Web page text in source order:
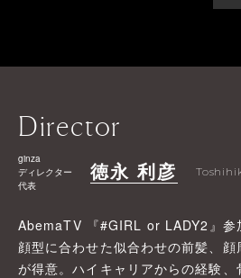
Director
ginza
ディレクター
代表
徳永 利彦
AbemaTV 『#GIRL or LADY2』参
顔型に合わせた似合わせの前髪、顔
が得意。ハイキャリアからの経験、